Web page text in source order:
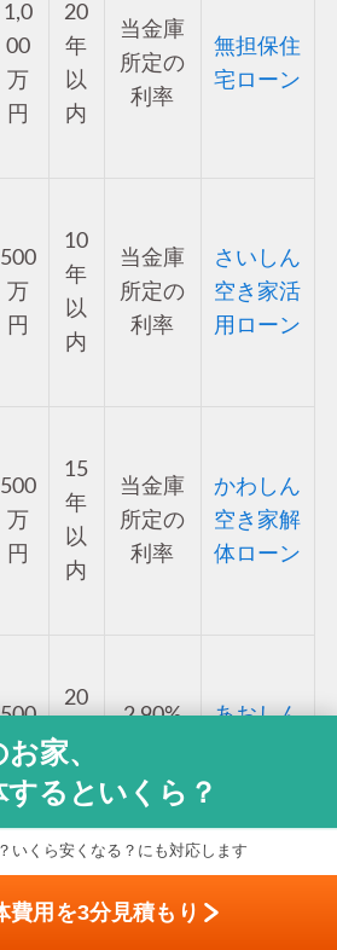
1,0
00
万
円
20
年
以
内
当金庫
所定の
利率
無担保住
宅ローン
500
万
円
10
年
以
内
当金庫
所定の
利率
さいしん
空き家活
用ローン
500
万
円
15
年
以
内
当金庫
所定の
利率
かわしん
空き家解
体ローン
500
万
円
20
以
内
2.90%
金利）
あおしん
20
家、
するといくら？
いくら安くなる？にも対応します
費用を3分見積もり